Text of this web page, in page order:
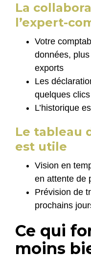
La
l’expert-
Votre
données,
exports
Les
quelques clics
L’historique
Le tableau
est utile
Vision en
en attente de
Prévision de
prochains
Ce qui
moins